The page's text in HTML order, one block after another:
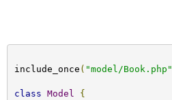
include_once ( "model/Book.php"
class Model
{